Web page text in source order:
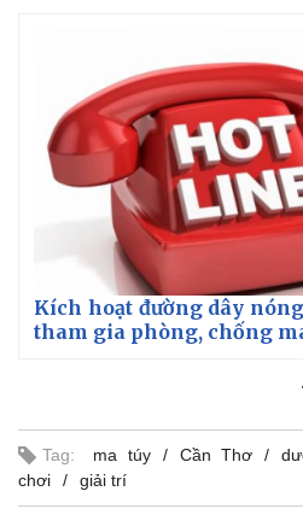
Kích hoạt đường dây
tham gia phòng, chống
Tag: ma túy Cần Thơ
chơi
giải trí